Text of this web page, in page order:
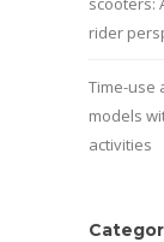
rider
Time-use
models
activities